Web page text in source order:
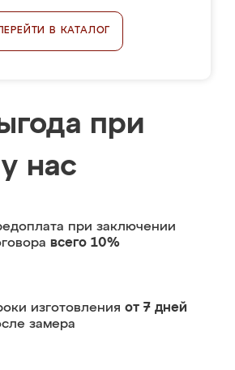
В КАТАЛОГ
при
нас
при заключении
всего 10%
изготовления от 7 дней
замера